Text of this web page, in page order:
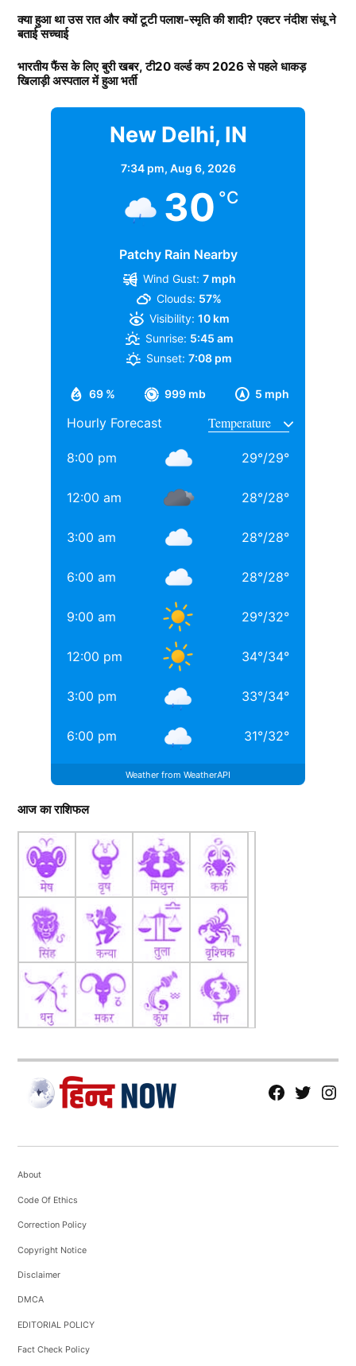
क्या हुआ था उस रात और क्यों टूटी पलाश-स्मृति की शादी? एक्टर नंदीश संधू ने
बताई सच्चाई
भारतीय फैंस के लिए बुरी खबर, टी20 वर्ल्ड कप 2026 से पहले धाकड़
खिलाड़ी अस्पताल में हुआ भर्ती
New Delhi, IN
7:34 pm, Aug 6, 2026
30 °C
Patchy Rain Nearby
69 % 999 mb 5 mph
Wind Gust: 7 mph
Clouds: 57%
Visibility: 10 km
Sunrise: 5:45 am
Sunset: 7:08 pm
Hourly Forecast
8:00 pm 29°/29°
12:00 am 28°/28°
3:00 am 28°/28°
6:00 am 28°/28°
9:00 am 29°/32°
12:00 pm 34°/34°
3:00 pm 33°/34°
6:00 pm 31°/32°
Weather from WeatherAPI
आज का राशिफल
fb Tw tw
About
Code Of Ethics
Correction Policy
Copyright Notice
Disclaimer
DMCA
EDITORIAL POLICY
Fact Check Policy